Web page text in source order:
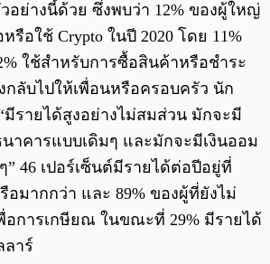
อย่างนี้ด้วย ซึ่งพบว่า 12% ของผู้ใหญ่
รือใช้ Crypto ในปี 2020 โดย 11%
ใช้สำหรับการซื้อสินค้าหรือชำระ
กลับไปให้เพื่อนหรือครอบครัว นัก
มีรายได้สูงอย่างไม่สมส่วน มักจะมี
าคารแบบเดิมๆ และมักจะมีเงินออม
46 เปอร์เซ็นต์มีรายได้ต่อปีอยู่ที่
อมากกว่า และ 89% ของผู้ที่ยังไม่
อการเกษียณ ในขณะที่ 29% มีรายได้
ลาร์